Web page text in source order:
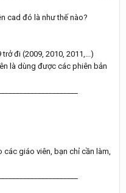
cad đó là như thế nào?
đi (2009, 2010, 2011,...)
là dùng được các phiên bản
giáo viên, bạn chỉ cần làm,